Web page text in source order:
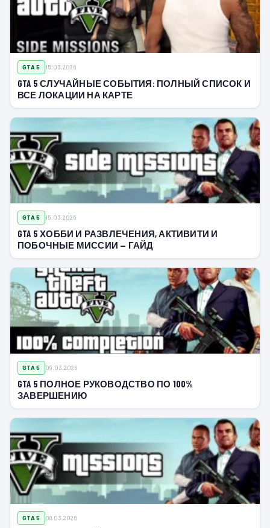
GTA 5 15.03.2026
GTA 5 СЛУЧАЙНЫЕ СОБЫТИЯ: ПОЛНЫЙ СПИСОК И
ВСЕ ЛОКАЦИИ НА КАРТЕ
GTA 5 15.03.2026
GTA 5 ХОББИ И РАЗВЛЕЧЕНИЯ, АКТИВИТИ И
ПОБОЧНЫЕ МИССИИ — ГАЙД
GTA 5 09.03.2026
GTA 5 ПОЛНОЕ РУКОВОДСТВО ПО 100%
ЗАВЕРШЕНИЮ
GTA 5 08.03.2026